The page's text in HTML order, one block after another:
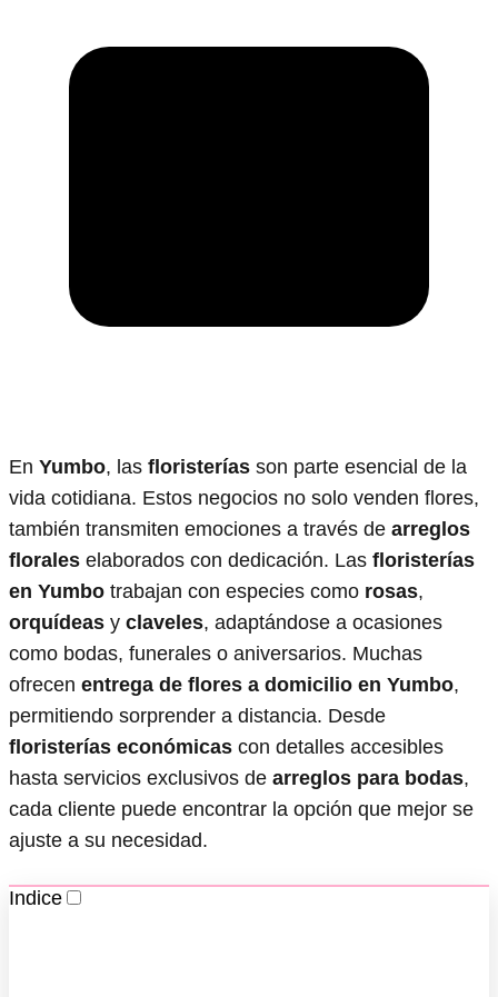
En Yumbo, las floristerías son parte esencial de la
vida cotidiana. Estos negocios no solo venden flores,
también transmiten emociones a través de arreglos
florales elaborados con dedicación. Las floristerías
en Yumbo trabajan con especies como rosas,
orquídeas y claveles, adaptándose a ocasiones
como bodas, funerales o aniversarios. Muchas
ofrecen entrega de flores a domicilio en Yumbo,
permitiendo sorprender a distancia. Desde
floristerías económicas con detalles accesibles
hasta servicios exclusivos de arreglos para bodas,
cada cliente puede encontrar la opción que mejor se
ajuste a su necesidad.
Indice